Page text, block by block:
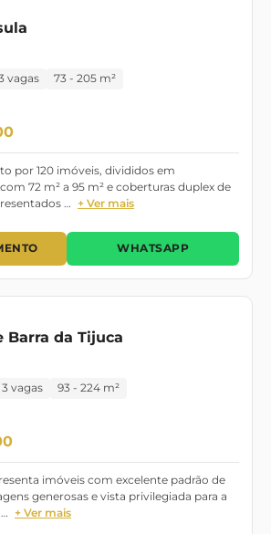
para Morar
vagas 73 - 205 m²
por 120 imóveis, divididos em
72 m² a 95 m² e coberturas duplex de
… + Ver mais
WHATSAPP
para morar
Barra da Tijuca
3 vagas 93 - 224 m²
imóveis com excelente padrão de
generosas e vista privilegiada para a
+ Ver mais